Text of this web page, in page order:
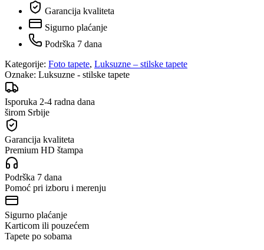
Garancija kvaliteta
Sigurno plaćanje
Podrška 7 dana
Kategorije: Foto tapete, Luksuzne – stilske tapete
Oznake: Luksuzne - stilske tapete
Isporuka 2-4 radna dana
širom Srbije
Garancija kvaliteta
Premium HD štampa
Podrška 7 dana
Pomoć pri izboru i merenju
Sigurno plaćanje
Karticom ili pouzećem
Tapete po sobama